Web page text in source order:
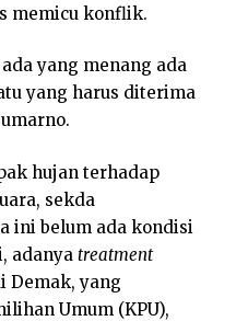
memicu konflik.
yang menang ada
yang harus diterima
hujan terhadap
sekda
ini belum ada kondisi
adanya treatment
Demak, yang
Umum (KPU),